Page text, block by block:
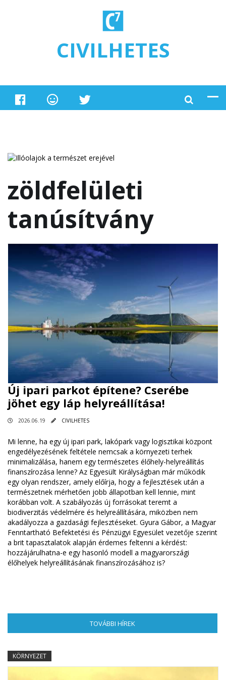
CIVILHETES
zöldfelületi
tanúsítvány
Új ipari parkot építene? Cserébe
jöhet egy láp helyreállítása!
2026.06.19 CIVILHETES
Mi lenne, ha egy új ipari park, lakópark vagy logisztikai központ
engedélyezésének feltétele nemcsak a környezeti terhek
minimalizálása, hanem egy természetes élőhely-helyreállítás
finanszírozása lenne? Az Egyesült Királyságban már működik
egy olyan rendszer, amely előírja, hogy a fejlesztések után a
természetnek mérhetően jobb állapotban kell lennie, mint
korábban volt. A szabályozás új forrásokat teremt a
biodiverzitás védelmére és helyreállítására, miközben nem
akadályozza a gazdasági fejlesztéseket. Gyura Gábor, a Magyar
Fenntartható Befektetési és Pénzügyi Egyesület vezetője szerint
a brit tapasztalatok alapján érdemes feltenni a kérdést:
hozzájárulhatna-e egy hasonló modell a magyarországi
élőhelyek helyreállításának finanszírozásához is?
TOVÁBBI HÍREK
KÖRNYEZET